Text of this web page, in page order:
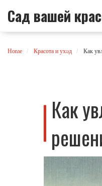
Сад вашей
Home Красота и уход Как
Как